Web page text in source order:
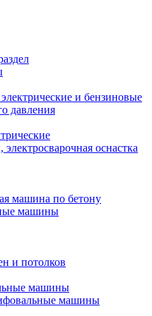
и бензиновые
давления
оснастка
машина по бетону
машины
и потолков
машины
машины